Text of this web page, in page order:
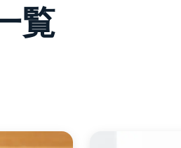
覧